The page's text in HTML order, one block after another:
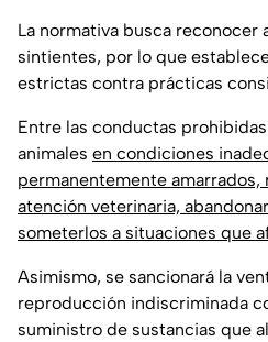
La normativa busca reconocer
sintientes, por lo que
estrictas contra prácticas
Entre las conductas
animales en condiciones
permanentemente amarrados,
atención veterinaria,
someterlos a situaciones que
Asimismo, se sancionará la
reproducción indiscriminada
suministro de sustancias que